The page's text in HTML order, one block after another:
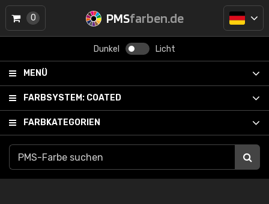
PMSfarben.de
Dunkel Licht
MENÜ
FARBSYSTEM: COATED
FARBKATEGORIEN
0